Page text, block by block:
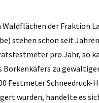
der Fraktion
stehen schon seit
pro Jahr, so
Borkenkäfers zu
Festmeter
wurden, handelte es